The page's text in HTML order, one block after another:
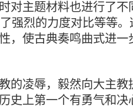
对主题材料也进行了不
强烈的力度对比等等
，使古典奏鸣曲式进一
的凌辱，毅然向大主教
史上第一个有勇气和决